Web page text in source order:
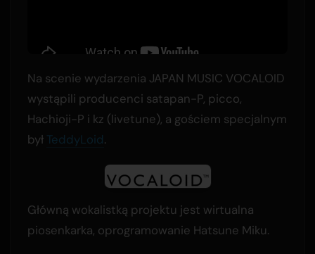
Na scenie wydarzenia JAPAN MUSIC VOCALOID
wystąpili producenci satapan-P, picco,
Hachioji-P i kz (livetune), a gościem specjalnym
był TeddyLoid.
Główną wokalistką projektu jest wirtualna
piosenkarka, oprogramowanie Hatsune Miku.